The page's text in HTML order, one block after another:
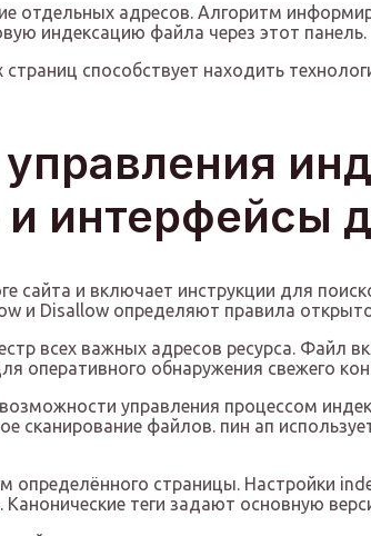
отдельных адресов. Алгоритм
индексацию файла через этот панель.
способствует находить
интерфейсы
сайта и включает инструкции для
и Disallow определяют правила
всех важных адресов ресурса.
оперативного обнаружения свежего
управления процессом
сканирование файлов. пин ап
определённого страницы. Настройки
теги задают основную